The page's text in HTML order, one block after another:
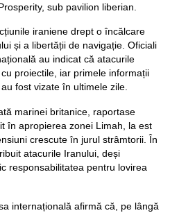
sub pavilion liberian.
iraniene drept o încălcare
și a libertății de navigație. Oficiali
au indicat că atacurile
proiectile, iar primele informații
fost vizate în ultimele zile.
marinei britanice, raportase
în apropierea zonei Limah, la est
crescute în jurul strâmtorii. În
atacurile Iranului, deși
responsabilitatea pentru lovirea
internațională afirmă că, pe lângă